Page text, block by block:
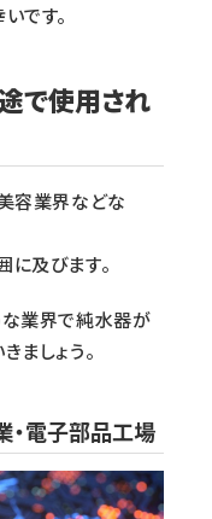
です。
で使用され
容業界などな
及びます。
な業界で純水器が
ましょう。
・電子部品工場